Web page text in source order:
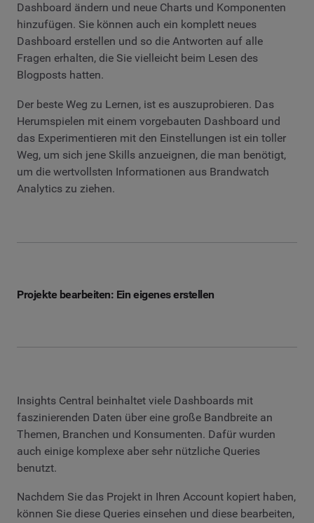
Dashboard ändern und neue Charts und Komponenten
hinzufügen. Sie können auch ein komplett neues
Dashboard erstellen und so die Antworten auf alle
Fragen erhalten, die Sie vielleicht beim Lesen des
Blogposts hatten.
Der beste Weg zu Lernen, ist es auszuprobieren. Das
Herumspielen mit einem vorgebauten Dashboard und
das Experimentieren mit den Einstellungen ist ein toller
Weg, um sich jene Skills anzueignen, die man benötigt,
um die wertvollsten Informationen aus Brandwatch
Analytics zu ziehen.
Projekte bearbeiten: Ein eigenes erstellen
Insights Central beinhaltet viele Dashboards mit
faszinierenden Daten über eine große Bandbreite an
Themen, Branchen und Konsumenten. Dafür wurden
auch einige komplexe aber sehr nützliche Queries
benutzt.
Nachdem Sie das Projekt in Ihren Account kopiert haben,
können Sie diese Queries einsehen und diese bearbeiten,